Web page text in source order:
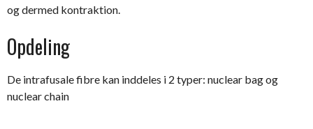
og dermed kontraktion.
Opdeling
De intrafusale fibre kan inddeles i 2 typer: nuclear bag og
nuclear chain